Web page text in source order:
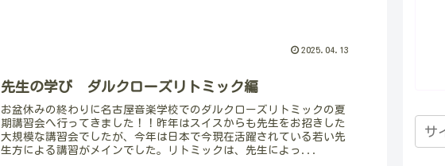
2025.04.13
先生の学び ダルクローズリトミック編
お盆休みの終わりに名古屋音楽学校でのダルクローズリトミックの夏
期講習会へ行ってきました！！昨年はスイスからも先生をお招きした
大規模な講習会でしたが、今年は日本で今現在活躍されている若い先
生方による講習がメインでした。リトミックは、先生によっ...